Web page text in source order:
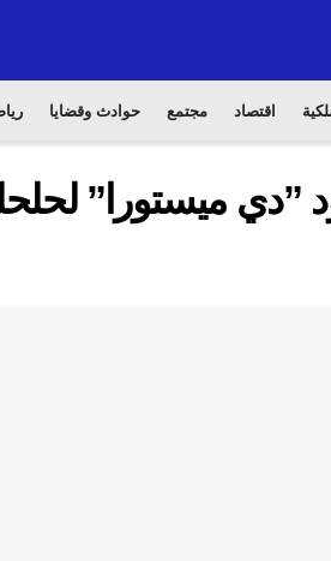
اقتصاد مجتمع حوادث وقضايا
”دي ميستورا”